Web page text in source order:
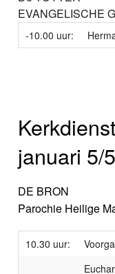
EVANGELISCHE
-10.00 uur:
januari 5/5
DE BRON
Parochie Heilige
10.30 uur: